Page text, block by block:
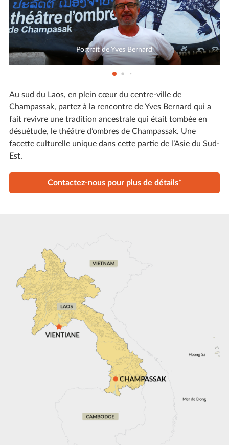
Portrait de Yves Bernard
Au sud du Laos, en plein cœur du centre-ville de
Champassak, partez à la rencontre de Yves Bernard qui a
fait revivre une tradition ancestrale qui était tombée en
désuétude, le théâtre d’ombres de Champassak. Une
facette culturelle unique dans cette partie de l’Asie du Sud-
Est.
Contactez-nous pour plus de détails*